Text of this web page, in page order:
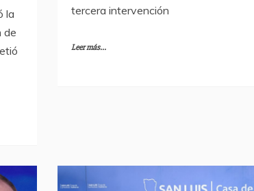
la
de
tercera intervención
Leer más...